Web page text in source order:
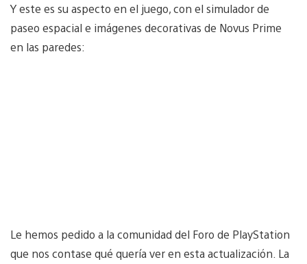
Y este es su aspecto en el juego, con el simulador de
paseo espacial e imágenes decorativas de Novus Prime
en las paredes:
Le hemos pedido a la comunidad del Foro de PlayStation
que nos contase qué quería ver en esta actualización. La